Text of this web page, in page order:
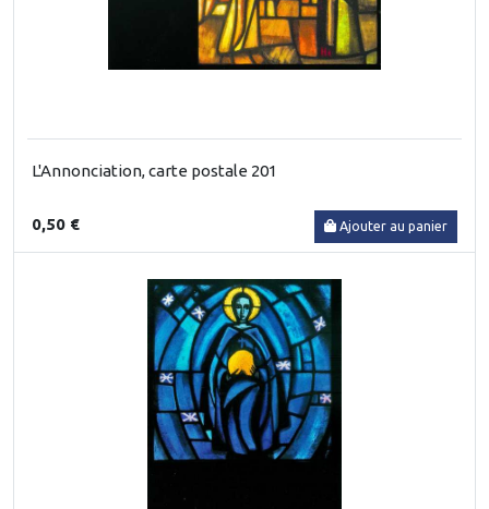
L'Annonciation, carte postale 201
0,50 € Ajouter au panier